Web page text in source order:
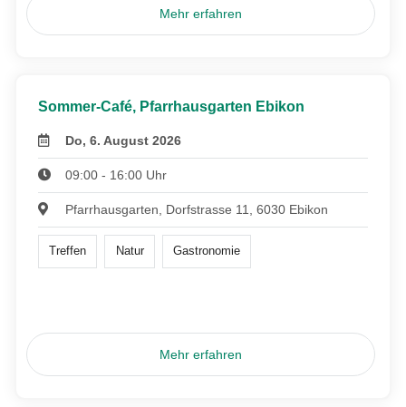
Mehr erfahren
Sommer-Café, Pfarrhausgarten Ebikon
Do, 6. August 2026
09:00 - 16:00 Uhr
Pfarrhausgarten, Dorfstrasse 11, 6030 Ebikon
Treffen Natur Gastronomie
Mehr erfahren